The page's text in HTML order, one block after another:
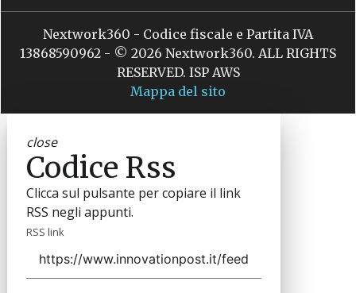
Nextwork360 - Codice fiscale e Partita IVA
13868590962 - © 2026 Nextwork360. ALL RIGHTS
RESERVED. ISP AWS
Mappa del sito
close
Codice Rss
Clicca sul pulsante per copiare il link
RSS negli appunti.
RSS link